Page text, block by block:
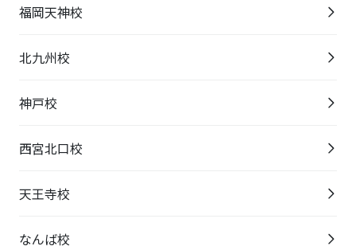
福岡天神校
北九州校
神戸校
西宮北口校
天王寺校
なんば校